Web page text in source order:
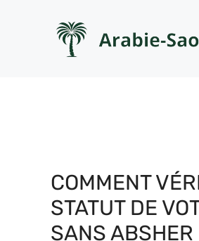
COMMENT
STATUT DE
SANS